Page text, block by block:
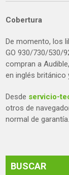
Cobertura
De momento, los
GO 930/730/530/
compran a
en inglés británico
Desde servicio-
otros de
normal de garantía.
BUSCAR